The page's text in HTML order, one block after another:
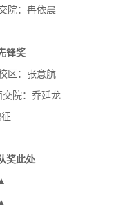
院：冉依晨
锋奖
区：张意航
院：乔延龙
奖此处